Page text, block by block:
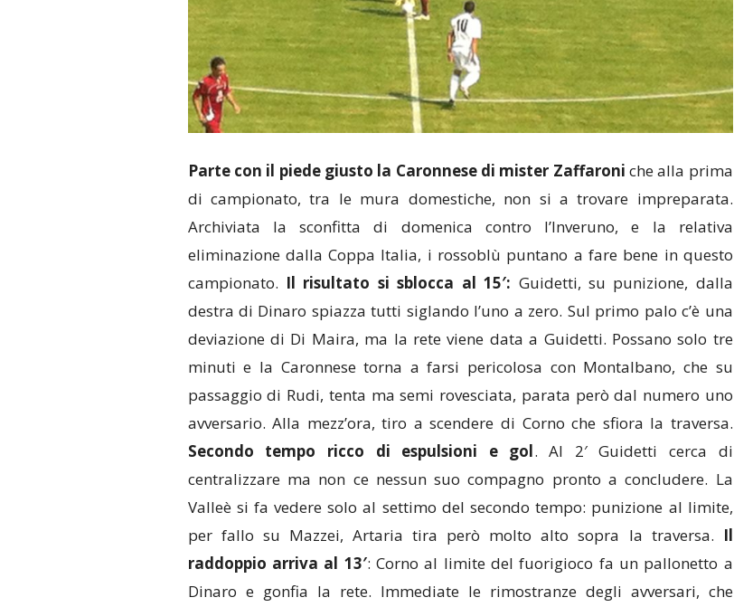
Parte con il piede giusto la Caronnese di mister Zaffaroni che alla prima
di campionato, tra le mura domestiche, non si a trovare impreparata.
Archiviata la sconfitta di domenica contro l’Inveruno, e la relativa
eliminazione dalla Coppa Italia, i rossoblù puntano a fare bene in questo
campionato. Il risultato si sblocca al 15′: Guidetti, su punizione, dalla
destra di Dinaro spiazza tutti siglando l’uno a zero. Sul primo palo c’è una
deviazione di Di Maira, ma la rete viene data a Guidetti. Possano solo tre
minuti e la Caronnese torna a farsi pericolosa con Montalbano, che su
passaggio di Rudi, tenta ma semi rovesciata, parata però dal numero uno
avversario. Alla mezz’ora, tiro a scendere di Corno che sfiora la traversa.
Secondo tempo ricco di espulsioni e gol. Al 2′ Guidetti cerca di
centralizzare ma non ce nessun suo compagno pronto a concludere. La
Valleè si fa vedere solo al settimo del secondo tempo: punizione al limite,
per fallo su Mazzei, Artaria tira però molto alto sopra la traversa. Il
raddoppio arriva al 13′: Corno al limite del fuorigioco fa un pallonetto a
Dinaro e gonfia la rete. Immediate le rimostranze degli avversari, che